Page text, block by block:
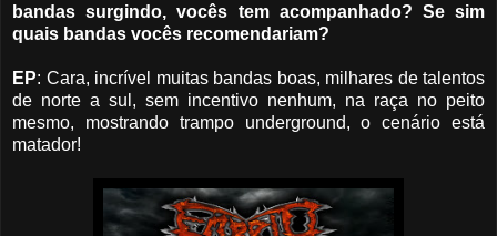
bandas surgindo, vocês tem acompanhado? Se sim
quais bandas vocês recomendariam?
EP: Cara, incrível muitas bandas boas, milhares de talentos
de norte a sul, sem incentivo nenhum, na raça no peito
mesmo, mostrando trampo underground, o cenário está
matador!